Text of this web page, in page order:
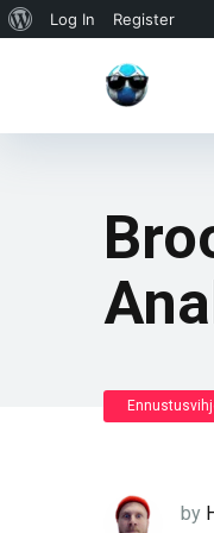
WordPressi
Log In Register
by